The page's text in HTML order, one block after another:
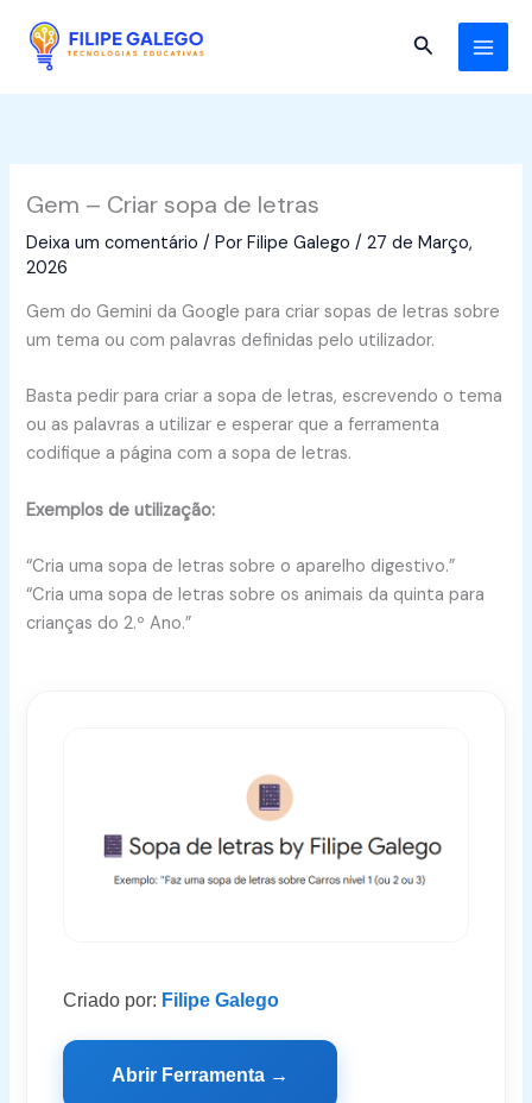
content
Search
Gem – Criar sopa de letras
Deixa um comentário / Por Filipe Galego/27 de Março,
2026
Gem do Gemini da Google para criar sopas de letras sobre
um tema ou com palavras definidas pelo utilizador.
Basta pedir para criar a sopa de letras, escrevendo o tema
ou as palavras a utilizar e esperar que a ferramenta
codifique a página com a sopa de letras.
Exemplos de utilização:
“Cria uma sopa de letras sobre o aparelho digestivo.”
“Cria uma sopa de letras sobre os animais da quinta para
crianças do 2.º Ano.”
Criado por: Filipe Galego
Abrir Ferramenta →